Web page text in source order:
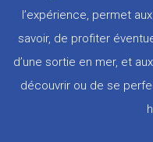
l’expérience, permet
savoir, de profiter
d’une sortie en mer, et
découvrir ou de se